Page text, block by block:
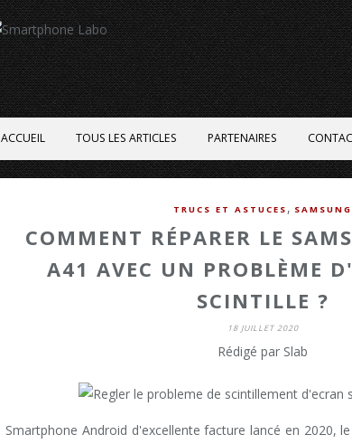
ACCUEIL TOUS LES ARTICLES PARTENAIRES
TRUCS ET ASTUCES , SAMSUNG
COMMENT RÉPARER LE
A41 AVEC UN PROBLÈME
SCINTILLE ?
18 JUILLET 2020
Rédigé par Slab
Smartphone Android d'excellente facture lancé en 2020,